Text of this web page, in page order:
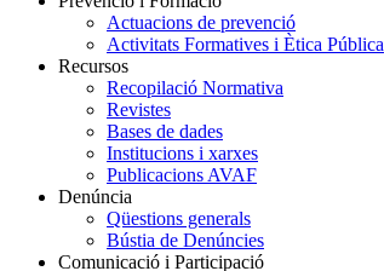
Actuacions de prevenció
Activitats Formatives i Ètica Pública
Recursos
Recopilació Normativa
Revistes
Bases de dades
Institucions i xarxes
Publicacions AVAF
Denúncia
Qüestions generals
Bústia de Denúncies
Comunicació i Participació